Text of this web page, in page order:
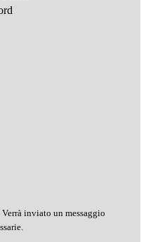
Verrà inviato un messaggio